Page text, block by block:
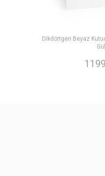
Dikdörtgen Beyaz
Gül
1199